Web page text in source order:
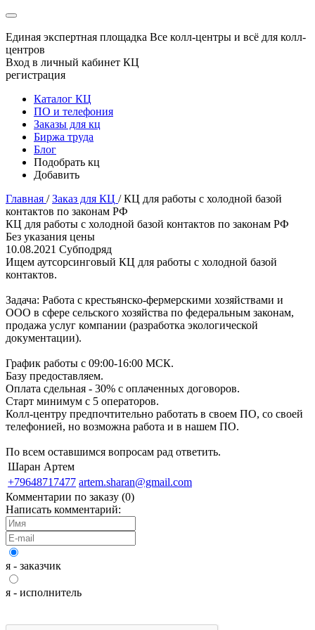
Единая экспертная площадка Все колл-центры и всё для колл-
центров
Вход в личный кабинет КЦ
регистрация
Каталог КЦ
ПО и телефония
Заказы для кц
Биржа труда
Блог
Подобрать кц
Добавить
Главная / Заказ для КЦ / КЦ для работы с холодной базой
контактов по законам РФ
КЦ для работы с холодной базой контактов по законам РФ
Без указания цены
10.08.2021 Субподряд
Ищем аутсорсинговый КЦ для работы с холодной базой
контактов.
Задача: Работа с крестьянско-фермерскими хозяйствами и
ООО в сфере сельского хозяйства по федеральным законам,
продажа услуг компании (разработка экологической
документации).
График работы с 09:00-16:00 МСК.
Базу предоставляем.
Оплата сдельная - 30% с оплаченных договоров.
Старт минимум с 5 операторов.
Колл-центру предпочтительно работать в своем ПО, со своей
телефонией, но возможна работа и в нашем ПО.
По всем оставшимся вопросам рад ответить.
Шаран Артем
+79648717477 artem.sharan@gmail.com
Комментарии по заказу (0)
Написать комментарий:
я - заказчик
я - исполнитель